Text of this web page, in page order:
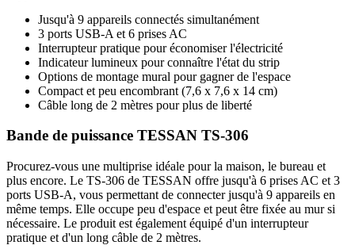
Jusqu'à 9 appareils connectés simultanément
3 ports USB-A et 6 prises AC
Interrupteur pratique pour économiser l'électricité
Indicateur lumineux pour connaître l'état du strip
Options de montage mural pour gagner de l'espace
Compact et peu encombrant (7,6 x 7,6 x 14 cm)
Câble long de 2 mètres pour plus de liberté
Bande de puissance TESSAN TS-306
Procurez-vous une multiprise idéale pour la maison, le bureau et
plus encore. Le TS-306 de TESSAN offre jusqu'à 6 prises AC et 3
ports USB-A, vous permettant de connecter jusqu'à 9 appareils en
même temps. Elle occupe peu d'espace et peut être fixée au mur si
nécessaire. Le produit est également équipé d'un interrupteur
pratique et d'un long câble de 2 mètres.